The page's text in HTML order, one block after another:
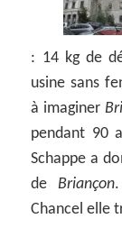
: 14 kg de
usine sans
à imaginer
pendant 90
Schappe a
de Briançon.
Chancel elle